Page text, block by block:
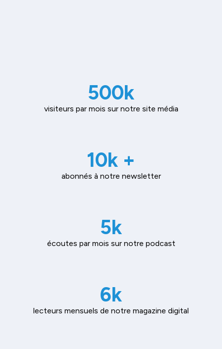
500k
visiteurs par mois sur notre site média
10k +
abonnés à notre newsletter
5k
écoutes par mois sur notre podcast
6k
lecteurs mensuels de notre magazine digital